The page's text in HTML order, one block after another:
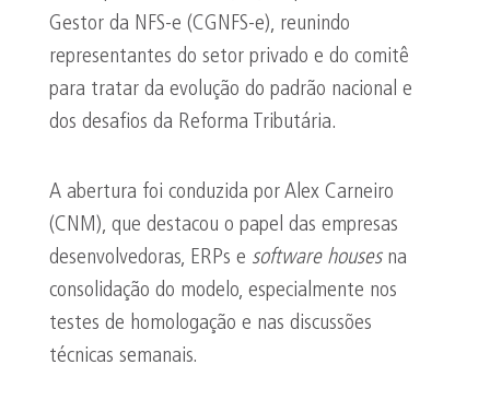
Gestor da NFS-e (CGNFS-e), reunindo
representantes do setor privado e do comitê
para tratar da evolução do padrão nacional e
dos desafios da Reforma Tributária.
A abertura foi conduzida por Alex Carneiro
(CNM), que destacou o papel das empresas
desenvolvedoras, ERPs e software housesna
consolidação do modelo, especialmente nos
testes de homologação e nas discussões
técnicas semanais.